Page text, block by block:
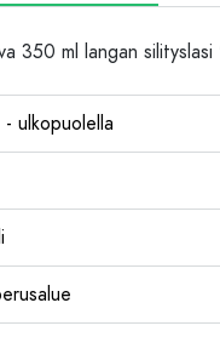
350 ml langan
- ulkopuolella